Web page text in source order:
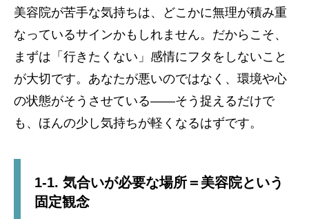
美容院が苦手な気持ちは、どこかに無理が積み重
なっているサインかもしれません。だからこそ、
まずは「行きたくない」感情にフタをしないこと
が大切です。あなたが悪いのではなく、環境や心
の状態がそうさせている――そう捉えるだけで
も、ほんの少し気持ちが軽くなるはずです。
1-1. 気合いが必要な場所＝美容院という
固定観念